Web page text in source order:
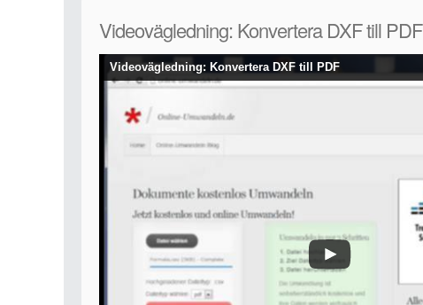
Videovägledning: Konvertera DXF till PDF
Videovägledning: Konvertera DXF till PDF